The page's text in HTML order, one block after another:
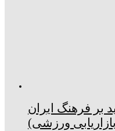
بر فرهنگ ایران
ورزشی)